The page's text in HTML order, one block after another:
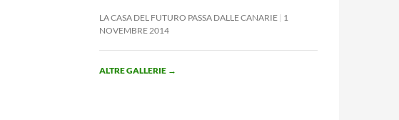
LA CASA DEL FUTURO PASSA DALLE CANARIE 1
NOVEMBRE 2014
ALTRE GALLERIE →